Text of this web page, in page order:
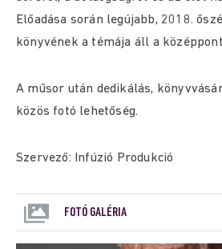
Előadása során legújabb, 2018.
könyvének a témája áll a
A műsor után dedikálás,
közös fotó lehetőség.
Szervező: Infúzió Produkció
FOTÓ GALÉRIA